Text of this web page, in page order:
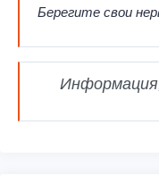
Берегите свои